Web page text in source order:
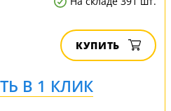
КУПИТЬ